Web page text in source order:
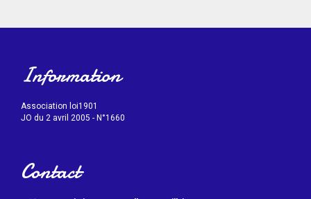
Information
Association loi1901
JO du 2 avril 2005 - N°1660
Contact